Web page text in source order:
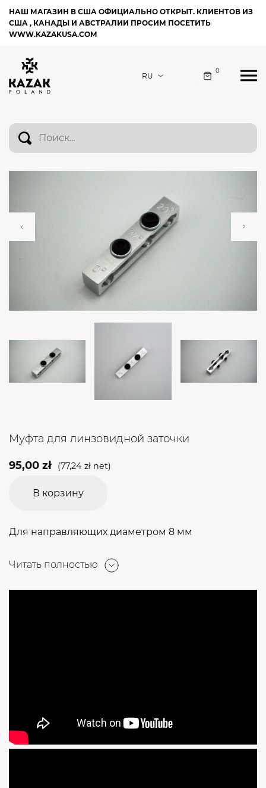
НАШ МАГАЗИН В США ОФИЦИАЛЬНО ОТКРЫТ. КЛИЕНТОВ ИЗ
США , КАНАДЫ И АВСТРАЛИИ ПРОСИМ ПОСЕТИТЬ
WWW.KAZAKUSA.COM
0
Муфта для линзовидной заточки
95,00 zł (77,24 zł net)
В корзину
Для направляющих диаметром 8 мм
Читать полностью